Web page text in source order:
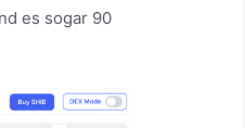
es sogar 90